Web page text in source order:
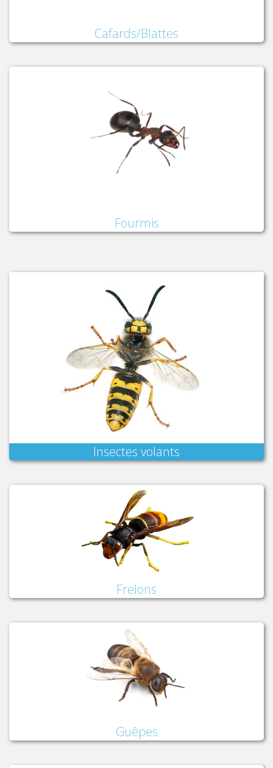
Cafards/Blattes
Fourmis
Insectes volants
Frelons
Guêpes